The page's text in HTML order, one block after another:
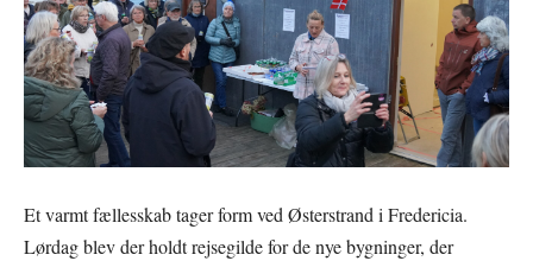
Et varmt fællesskab tager form ved Østerstrand i Fredericia.
Lørdag blev der holdt rejsegilde for de nye bygninger, der